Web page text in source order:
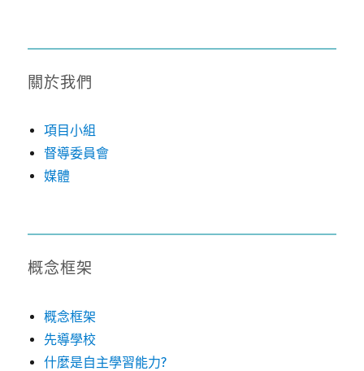
關於我們
項目小組
督導委員會
媒體
概念框架
概念框架
先導學校
什麼是自主學習能力?